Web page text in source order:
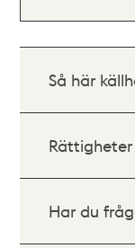
Så här
Rättigheter
Har du